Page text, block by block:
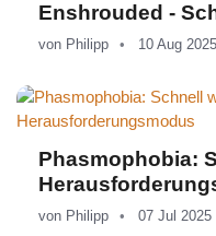
Enshrouded -
von Philipp 10 Aug 2025
Phasmophobia:
von Philipp 07 Jul 2025